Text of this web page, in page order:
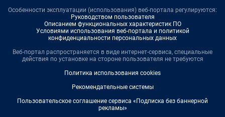
Особенности эксплуатации (использования) веб-портала регулируются:
Руководством пользователя
Описанием функциональных характеристик ПО
Условиями использования веб-портала и политикой
конфиденциальности персональных данных
Веб-портал распространяется в виде интернет-сервиса, специальные
действия по установке на стороне пользователя не требуются
Политика использования cookies
Рекомендательные системы
Пользовательское соглашение сервиса «Подписка без баннерной
рекламы»